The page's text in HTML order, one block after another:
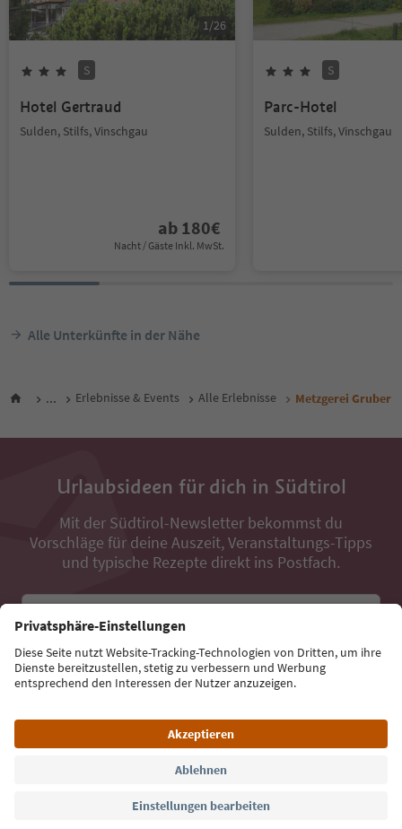
1/26
S
Hotel Gertraud
Sulden, Stilfs, Vinschgau
ab 180€
Nacht / Gäste Inkl. MwSt.
S
Parc-Hotel
Sulden, Stilfs, Vinschgau
Alle Unterkünfte in der Nähe
... Erlebnisse & Events Alle Erlebnisse Metzgerei Gruber
Urlaubsideen für dich in Südtirol
Mit der Südtirol-Newsletter bekommst du
Vorschläge für deine Auszeit, Veranstaltungs-Tipps
und typische Rezepte direkt ins Postfach.
Jetzt anmelden